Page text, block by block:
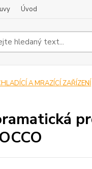
Úvod
A MRAZÍCÍ ZAŘÍZENÍ